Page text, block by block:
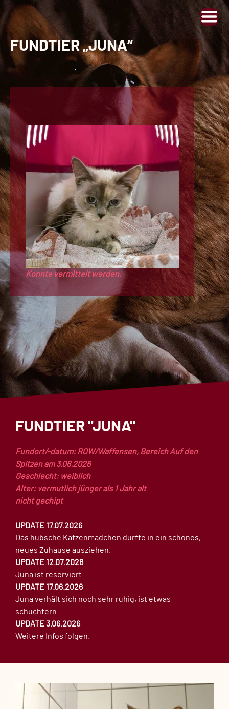
FUNDTIER „JUNA“
Konnte vermittelt werden.
FUNDTIER "JUNA"
Fundort/-datum: ROW/Waffensen, Bereich Auf den
Spitzen am 3.06.2026
Geschlecht: weiblich
Alter: vermutlich jünger als 1 Jahr alt
nicht gechipt
UPDATE 17.07.2026
Das hübsche Katzenmädchen durfte in ein schönes,
neues Zuhause ausziehen.
UPDATE 12.07.2026
Juna ist reserviert.
UPDATE 17.06.2026
Juna verhält sich noch sehr ruhig, ist etwas
schüchtern.
UPDATE 3.06.2026
Weitere Infos folgen.